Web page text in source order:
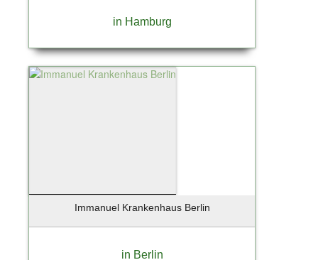
in Hamburg
Immanuel Krankenhaus Berlin
in Berlin